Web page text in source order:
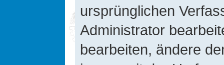
ursprünglichen
Administrator
bearbeiten, ändere